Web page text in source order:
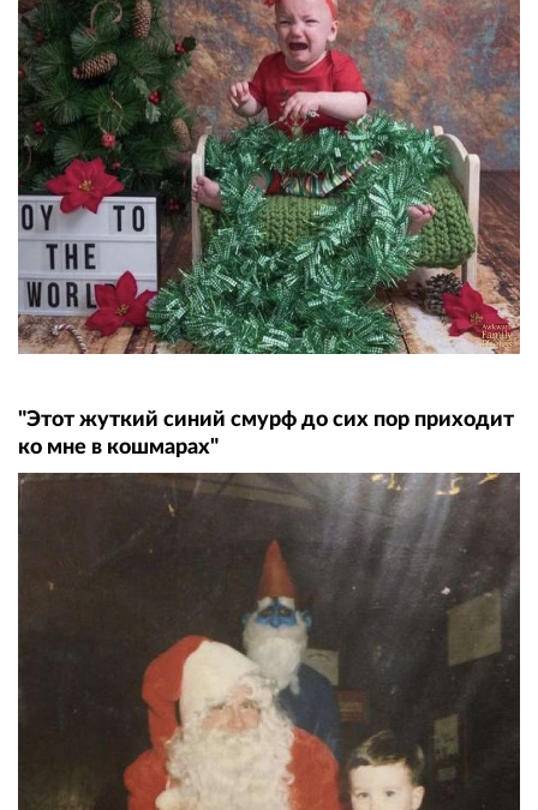
"Этот жуткий синий смурф до сих пор приходит
ко мне в кошмарах"